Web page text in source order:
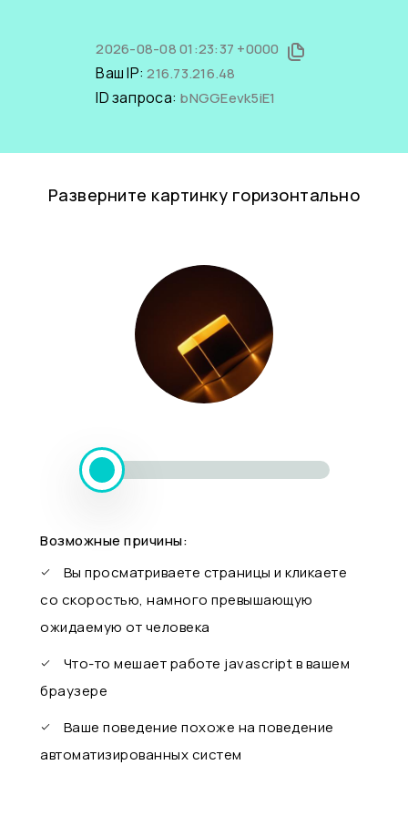
2026-08-08 01:23:37 +0000
Ваш IP:216.73.216.48
ID запроса: bNGGEevk5iE1
Разверните картинку горизонтально
Возможные причины:
Вы просматриваете страницы и кликаете
со скоростью, намного превышающую
ожидаемую от человека
Что-то мешает работе javascript в вашем
браузере
Ваше поведение похоже на поведение
автоматизированных систем